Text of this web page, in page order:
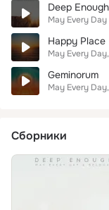
Deep Enough
May Every Day
Happy Place
May Every Day
Geminorum
May Every Day
Сборники